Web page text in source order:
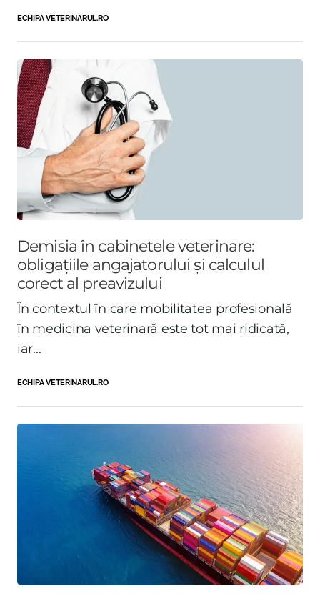
ECHIPA VETERINARUL.RO
Demisia în cabinetele veterinare:
obligațiile angajatorului și calculul
corect al preavizului
În contextul în care mobilitatea profesională
în medicina veterinară este tot mai ridicată,
iar...
ECHIPA VETERINARUL.RO